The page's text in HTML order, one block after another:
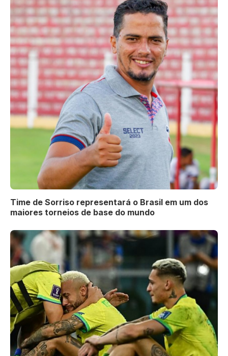
Time de Sorriso representará o Brasil em um dos
maiores torneios de base do mundo